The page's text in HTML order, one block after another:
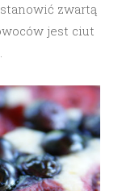
zwartą
jest ciut